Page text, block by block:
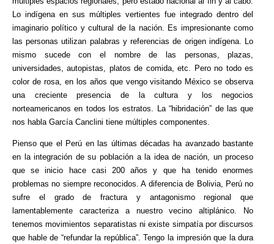
Lo indígena en sus múltiples vertientes fue integrado dentro del
imaginario político y cultural de la nación. Es impresionante como
las personas utilizan palabras y referencias de origen indígena. Lo
mismo sucede con el nombre de las personas, plazas,
universidades, autopistas, platos de comida, etc. Pero no todo es
color de rosa, en los años que vengo visitando México se observa
una creciente presencia de la cultura y los negocios
norteamericanos en todos los estratos. La “hibridación” de las que
nos habla García Canclini tiene múltiples componentes.
Pienso que el Perú en las últimas décadas ha avanzado bastante
en la integración de su población a la idea de nación, un proceso
que se inicio hace casi 200 años y que ha tenido enormes
problemas no siempre reconocidos. A diferencia de Bolivia, Perú no
sufre el grado de fractura y antagonismo regional que
lamentablemente caracteriza a nuestro vecino altiplánico. No
tenemos movimientos separatistas ni existe simpatía por discursos
que hable de “refundar la república”. Tengo la impresión que la dura